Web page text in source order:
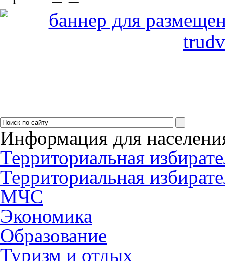
Информация для
Территориальная
Территориальная
МЧС
Экономика
Образование
Туризм и отдых